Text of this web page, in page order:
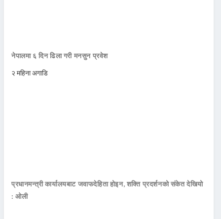
नेपालमा ६ दिन ढिला गरी मनसुन प्रवेश
२ महिना अगाडि
प्रधानमन्त्री कार्यालयबाट जवाफदेहिता होइन, शक्ति प्रदर्शनको संकेत देखियो
: ओली